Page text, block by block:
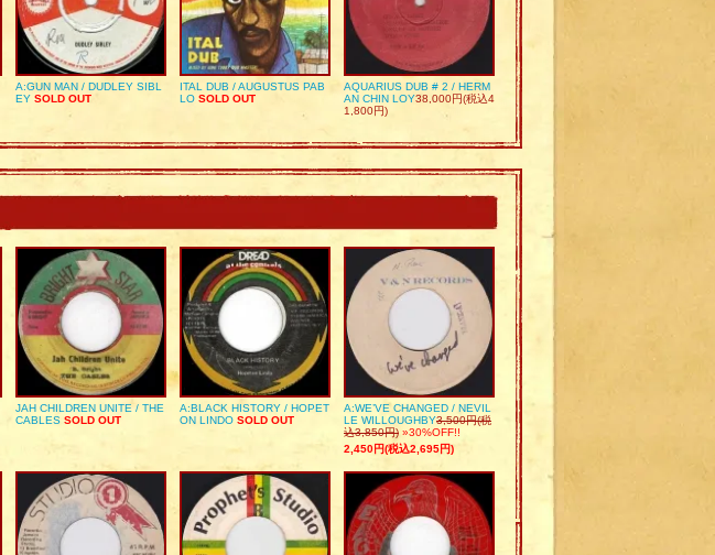
A:GUN MAN / DUDLEY SIBL
EY SOLD OUT
ITAL DUB / AUGUSTUS PAB
LO SOLD OUT
AQUARIUS DUB # 2 / HERM
AN CHIN LOY38,000円(税込4
1,800円)
JAH CHILDREN UNITE / THE
CABLES SOLD OUT
A:BLACK HISTORY / HOPET
ON LINDO SOLD OUT
A:WE’VE CHANGED / NEVIL
LE WILLOUGHBY3,500円(税
込3,850円) »30%OFF!!
2,450円(税込2,695円)